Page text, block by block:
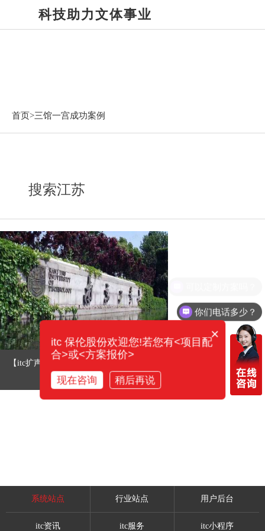
科技助力文体事业
首页>三馆一宫成功案例
搜索江苏
【itc扩声案例】 南京工业大学图书馆
系统站点 行业站点 用户后台
itc资讯 itc服务 itc小程序
你们电话多少？
×
itc 保伦股份欢迎您!若您有<项目配
合>或<方案报价>
现在咨询 稍后再说